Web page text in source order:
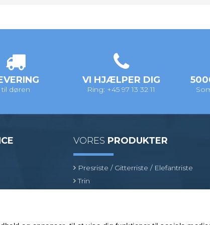
til døren
VI HJÆLPER DIG
Ring: +45 97 13 32 11
VORES PRODUKTER
Presriste / Gitterriste / Elefantriste
Trin